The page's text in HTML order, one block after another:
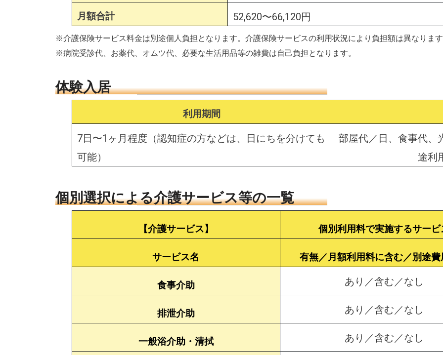
月額合計 52,620〜66,120円
※介護保険サービス料金は別途個人負担となります。介護保険サービスの利用状況により負担額は異なりま
※病院受診代、お薬代、オムツ代、必要な生活用品等の雑費は自己負担となります。
体験入居
利用期間
7日〜1ヶ月程度（認知症の方などは、日にちを分けても
可能）
部屋代／日、食事代、
途利
個別選択による介護サービス等の一覧
【介護サービス】 個別利用料で実施するサービ
サービス名 有無／月額利用料に含む／別途
食事介助 あり／含む／なし
排泄介助 あり／含む／なし
一般浴介助・清拭 あり／含む／なし